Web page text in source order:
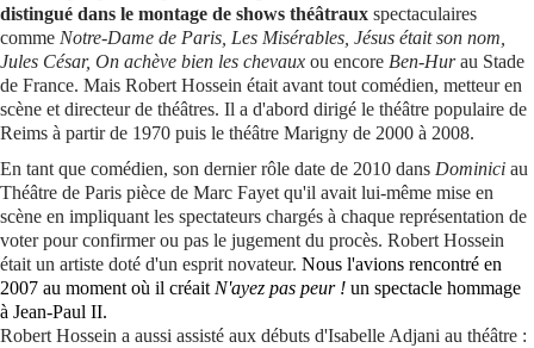
distingué dans le montage de shows théâtraux spectaculaires
comme Notre-Dame de Paris, Les Misérables, Jésus était son nom,
Jules César, On achève bien les chevaux ou encore Ben-Hurau Stade
de France. Mais Robert Hossein était avant tout comédien, metteur en
scène et directeur de théâtres. Il a d'abord dirigé le théâtre populaire de
Reims à partir de 1970 puis le théâtre Marigny de 2000 à 2008.
En tant que comédien, son dernier rôle date de 2010 dans Dominici au
Théâtre de Paris pièce de Marc Fayet qu'il avait lui-même mise en
scène en impliquant les spectateurs chargés à chaque représentation de
voter pour confirmer ou pas le jugement du procès. Robert Hossein
était un artiste doté d'un esprit novateur. Nous l'avions rencontré en
2007 au moment où il créait N'ayez pas peur ! un spectacle hommage
à Jean-Paul II.
Robert Hossein a aussi assisté aux débuts d'Isabelle Adjani au théâtre :